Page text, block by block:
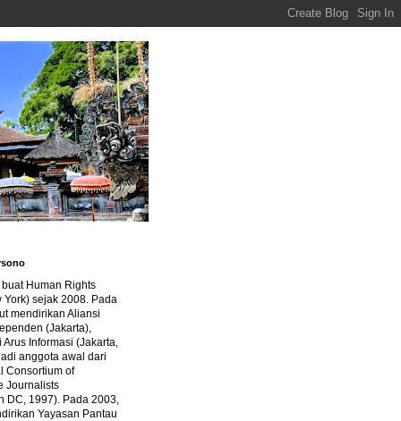
Human Rights
York) sejak 2008. Pada
mendirikan Aliansi
(Jakarta),
Arus Informasi (Jakarta,
anggota awal dari
Consortium of
Journalists
DC, 1997). Pada 2003,
Yayasan Pantau